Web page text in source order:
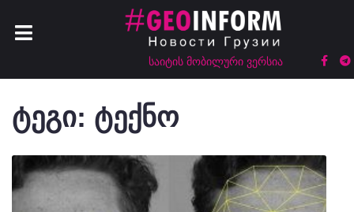
საიტის მობილური ვერსია
ტეგი: ტექნო